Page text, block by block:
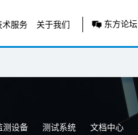
术服务 关于我们 东方论坛
测设备 测试系统 文档中心